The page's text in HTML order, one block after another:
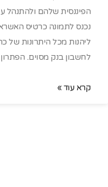
הפיננסית שלהם ולהתנהל
נכנס לתמונה כרטיס
ליהנות מכל היתרונות של
לחשבון בנק מסוים.
קרא עוד »